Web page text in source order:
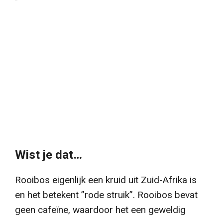
Wist je dat…
Rooibos eigenlijk een kruid uit Zuid-Afrika is
en het betekent ”rode struik”. Rooibos bevat
geen cafeïne, waardoor het een geweldig